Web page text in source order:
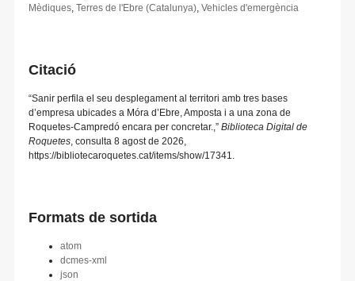
Mèdiques Terres de l'Ebre (Catalunya) Vehicles d'emergència
Citació
“Sanir perfila el seu desplegament al territori amb tres bases
d’empresa ubicades a Móra d’Ebre, Amposta i a una zona de
Roquetes-Campredó encara per concretar.,” Biblioteca Digital de
Roquetes , consulta 8 agost de 2026,
https://bibliotecaroquetes.cat/items/show/17341
Formats de sortida
atom
dcmes-xml
json